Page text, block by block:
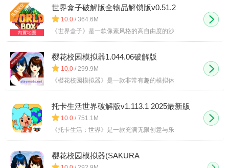
世界盒子破解版全物品解锁版v0.51.2
10.0 / 364.6M
《世界盒子》是一款像素风格的高自由度的沙
樱花校园模拟器1.044.06破解版
10.0 / 299.9M
《樱花校园模拟器》是一款非常有趣的模拟休
托卡生活世界破解版v1.113.1 2025最新版
10.0 / 751.1M
《托卡生活：世界》是一款充满无限创意与乐
樱花校园模拟器(SAKURA
SchoolSimulator)2024最新版本 v1.042.03